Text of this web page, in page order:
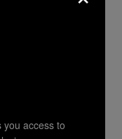
yang
anak.
ia menyadari
you access to